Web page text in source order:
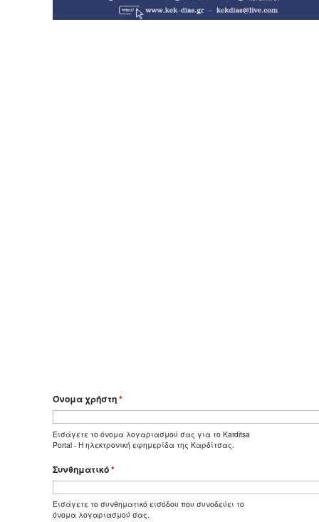
Όνομα χρήστη*
Εισάγετε το όνομα λογαριασμού σας για το Karditsa
Portal - Η ηλεκτρονική εφημερίδα της Καρδίτσας.
Συνθηματικό*
Εισάγετε το συνθηματικό εισόδου που συνοδεύει το
όνομα λογαριασμού σας.